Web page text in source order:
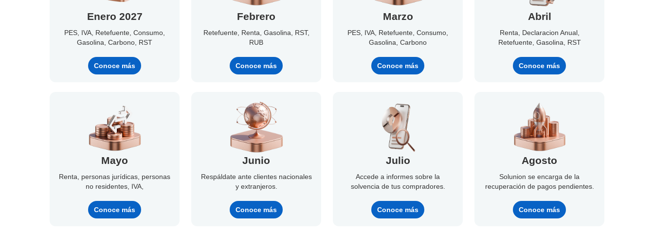
Enero 2027
PES, IVA, Retefuente, Consumo,
Gasolina, Carbono, RST
Conoce más
Febrero
Retefuente, Renta, Gasolina, RST,
RUB
Conoce más
Marzo
PES, IVA, Retefuente, Consumo,
Gasolina, Carbono
Conoce más
Abril
Renta, Declaracion Anual,
Retefuente, Gasolina, RST
Conoce más
Mayo
Renta, personas jurídicas, personas
no residentes, IVA,
Conoce más
Junio
Respáldate ante clientes nacionales
y extranjeros.
Conoce más
Julio
Accede a informes sobre la
solvencia de tus compradores.
Conoce más
Agosto
Solunion se encarga de la
recuperación de pagos pendientes.
Conoce más